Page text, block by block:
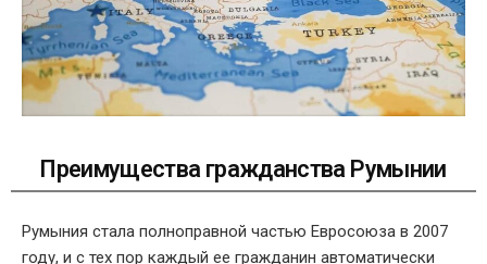
Преимущества гражданства Румынии
Румыния стала полноправной частью Евросоюза в 2007
году, и с тех пор каждый ее гражданин автоматически